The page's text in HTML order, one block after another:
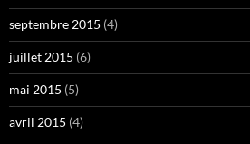
septembre 2015 (4)
juillet 2015 (6)
mai 2015 (5)
avril 2015 (4)